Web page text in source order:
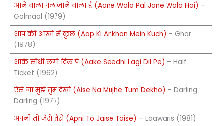
आने वाला पल जाने वाला है (Aane Wala Pal Jane Wala Hai) –
Golmaal (1979)
आप की आंखों में कुछ (Aap Ki Ankhon Mein Kuch) – Ghar
(1978)
आके सीधी लगी दिल पे (Aake Seedhi Lagi Dil Pe) – Half
Ticket (1962)
ऐसे ना मुझे तुम देखो (Aise Na Mujhe Tum Dekho) – Darling
Darling (1977)
अपनी तो जैसे तैसे (Apni To Jaise Taise) – Laawaris (1981)